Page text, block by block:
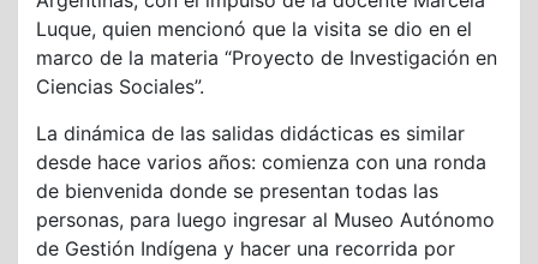
Luque, quien mencionó que la visita se dio en el
marco de la materia “Proyecto de Investigación en
Ciencias Sociales”.
La dinámica de las salidas didácticas es similar
desde hace varios años: comienza con una ronda
de bienvenida donde se presentan todas las
personas, para luego ingresar al Museo Autónomo
de Gestión Indígena y hacer una recorrida por